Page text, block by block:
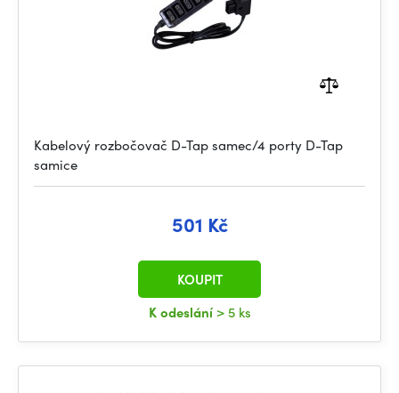
Kabelový rozbočovač D-Tap samec/4 porty D-Tap
samice
501 Kč
K odeslání > 5 ks
KOUPIT